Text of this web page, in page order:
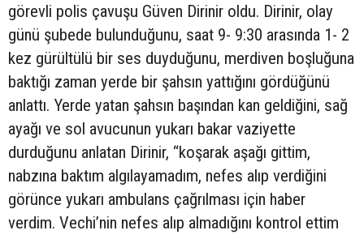
görevli polis çavuşu Güven Dirinir oldu. Dirinir, olay
günü şubede bulunduğunu, saat 9- 9:30 arasında 1- 2
kez gürültülü bir ses duyduğunu, merdiven boşluğuna
baktığı zaman yerde bir şahsın yattığını gördüğünü
anlattı. Yerde yatan şahsın başından kan geldiğini, sağ
ayağı ve sol avucunun yukarı bakar vaziyette
durduğunu anlatan Dirinir, “koşarak aşağı gittim,
nabzına baktım algılayamadım, nefes alıp verdiğini
görünce yukarı ambulans çağrılması için haber
verdim. Vechi’nin nefes alıp almadığını kontrol ettim